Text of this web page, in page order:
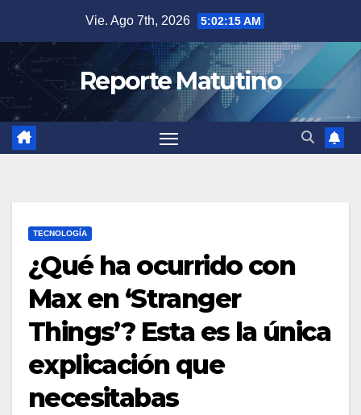
contenido
Vie. Ago 7th, 2026 5:02:16 AM
Reporte Matutino
TECNOLOGÍA
¿Qué ha ocurrido con
Max en ‘Stranger
Things’? Esta es la única
explicación que
necesitabas